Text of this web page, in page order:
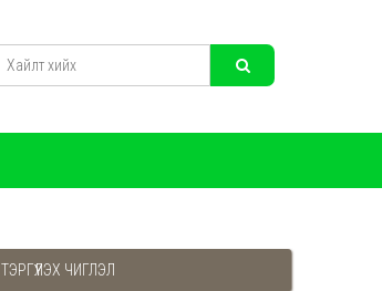
ТЭРГҮҮЛЭХ ЧИГЛЭЛ